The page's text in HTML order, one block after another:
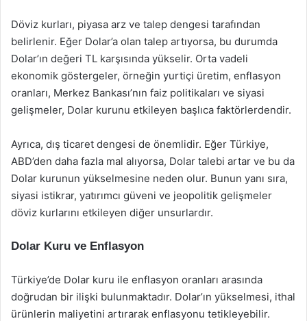
Döviz kurları, piyasa arz ve talep dengesi tarafından
belirlenir. Eğer Dolar’a olan talep artıyorsa, bu durumda
Dolar’ın değeri TL karşısında yükselir. Orta vadeli
ekonomik göstergeler, örneğin yurtiçi üretim, enflasyon
oranları, Merkez Bankası’nın faiz politikaları ve siyasi
gelişmeler, Dolar kurunu etkileyen başlıca faktörlerdendir.
Ayrıca, dış ticaret dengesi de önemlidir. Eğer Türkiye,
ABD’den daha fazla mal alıyorsa, Dolar talebi artar ve bu da
Dolar kurunun yükselmesine neden olur. Bunun yanı sıra,
siyasi istikrar, yatırımcı güveni ve jeopolitik gelişmeler
döviz kurlarını etkileyen diğer unsurlardır.
Dolar Kuru ve Enflasyon
Türkiye’de Dolar kuru ile enflasyon oranları arasında
doğrudan bir ilişki bulunmaktadır. Dolar’ın yükselmesi, ithal
ürünlerin maliyetini artırarak enflasyonu tetikleyebilir.